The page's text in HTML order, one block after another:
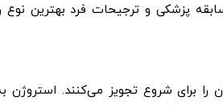
پزشکی و ترجیحات فرد بهترین نوع
برای شروع تجویز می‌کنند. استروژن